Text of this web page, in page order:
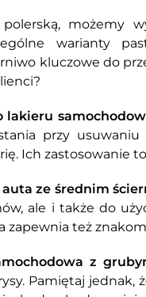
możemy
warianty
kluczowe do
lakieru
przy usuwaniu
Ich zastosowanie
ze średnim
ale i także do
zapewnia też
z
Pamiętaj jednak,